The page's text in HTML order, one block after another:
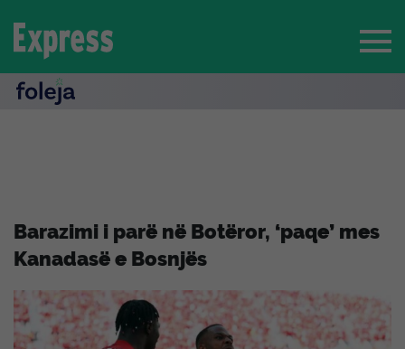
Barazimi i parë në Botëror, ‘paqe’ mes
Kanadasë e Bosnjës